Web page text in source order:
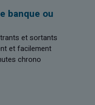
banque ou
et sortants
et facilement
chrono